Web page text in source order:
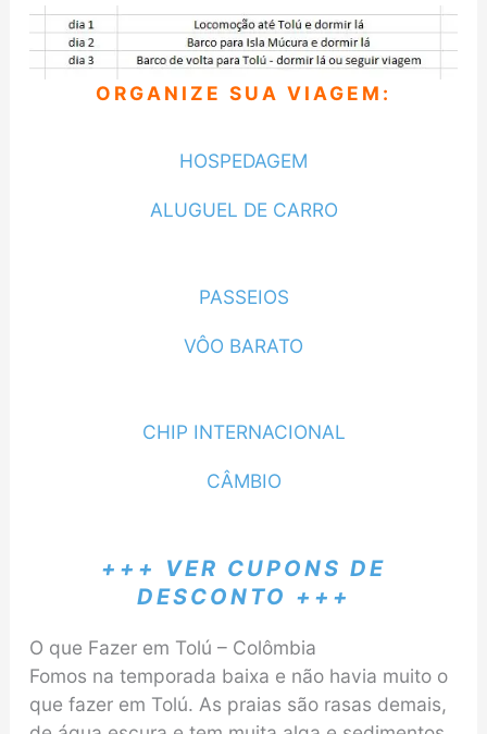
ORGANIZE SUA VIAGEM:
HOSPEDAGEM
ALUGUEL DE CARRO
PASSEIOS
VÔO BARATO
CHIP INTERNACIONAL
CÂMBIO
+++ VER CUPONS DE
DESCONTO +++
O que Fazer em Tolú – Colômbia
Fomos na temporada baixa e não havia muito o
que fazer em Tolú. As praias são rasas demais,